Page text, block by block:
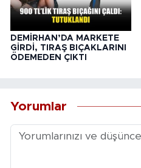
DEMİRHAN’DA MARKETE
GİRDİ, TIRAŞ BIÇAKLARINI
ÖDEMEDEN ÇIKTI
Yorumlar